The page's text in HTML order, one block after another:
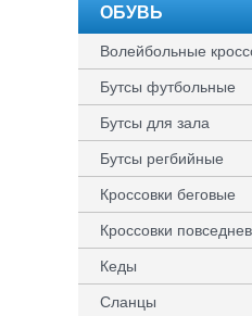
ОБУВЬ
Волейбольные
Бутсы футбольные
Бутсы для зала
Бутсы регбийные
Кроссовки беговые
Кроссовки
Кеды
Сланцы